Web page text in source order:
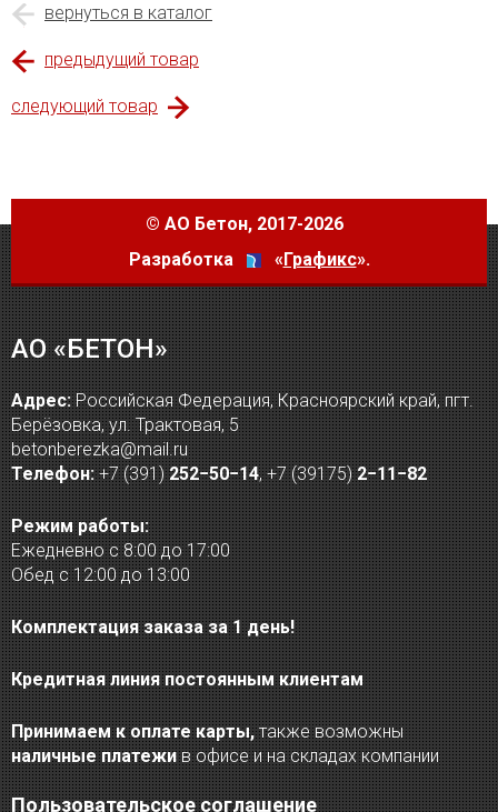
вернуться в каталог
предыдущий товар
следующий товар
© АО Бетон, 2017-2026
Разработка
«Графикс».
АО «БЕТОН»
Адрес:Российская Федерация, Красноярский край, пгт.
Берёзовка, ул. Трактовая, 5
betonberezka@mail.ru
Телефон: +7 (391)252−50−14,+7 (39175)2−11−82
Режим работы:
Ежедневно с 8:00 до 17:00
Обед с 12:00 до 13:00
Комплектация заказа за 1 день!
Кредитная линия постоянным клиентам
Принимаем к оплате карты,также возможны
наличные платежив офисе и на складах компании
Пользовательское соглашение